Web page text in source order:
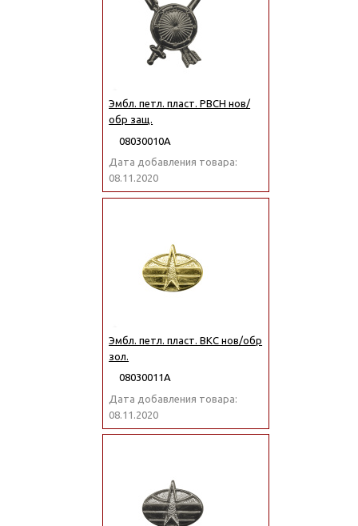
Эмбл. петл. пласт. РВСН нов/
обр защ.
08030010А
Дата добавления товара:
08.11.2020
Эмбл. петл. пласт. ВКС нов/обр
зол.
08030011А
Дата добавления товара:
08.11.2020